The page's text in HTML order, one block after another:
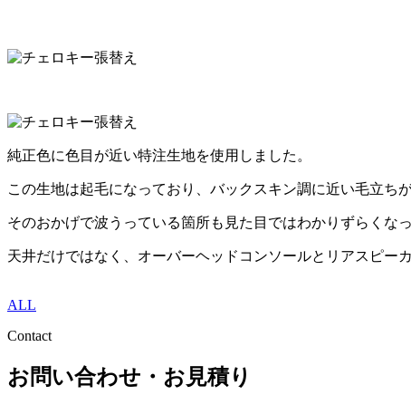
純正色に色目が近い特注生地を使用しました。
この生地は起毛になっており、バックスキン調に近い毛立ちが
そのおかげで波うっている箇所も見た目ではわかりずらくなっ
天井だけではなく、オーバーヘッドコンソールとリアスピー
ALL
Contact
お問い合わせ・お見積り